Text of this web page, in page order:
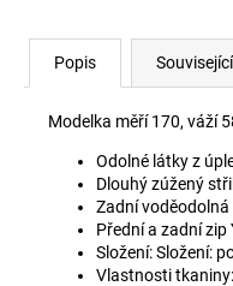
Popis
Modelka měří 170, váží
Odolné látky z
Dlouhý zúžený
Zadní
Přední a zadní zip
Složení: Složení:
Vlastnosti